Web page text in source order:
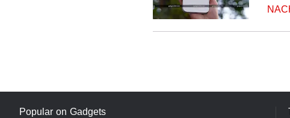
Popular on Gadgets